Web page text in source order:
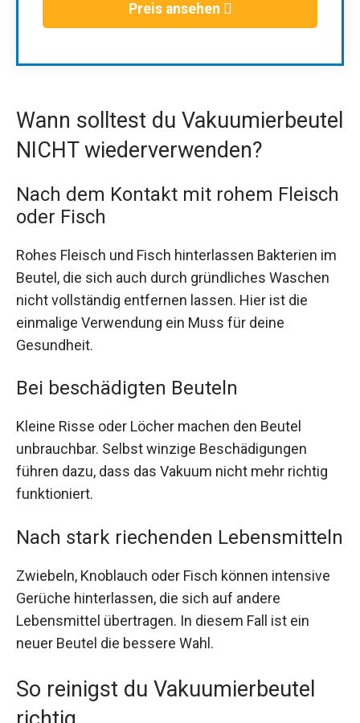
Preis ansehen
Wann solltest du Vakuumierbeutel
NICHT wiederverwenden?
Nach dem Kontakt mit rohem Fleisch
oder Fisch
Rohes Fleisch und Fisch hinterlassen Bakterien im
Beutel, die sich auch durch gründliches Waschen
nicht vollständig entfernen lassen. Hier ist die
einmalige Verwendung ein Muss für deine
Gesundheit.
Bei beschädigten Beuteln
Kleine Risse oder Löcher machen den Beutel
unbrauchbar. Selbst winzige Beschädigungen
führen dazu, dass das Vakuum nicht mehr richtig
funktioniert.
Nach stark riechenden Lebensmitteln
Zwiebeln, Knoblauch oder Fisch können intensive
Gerüche hinterlassen, die sich auf andere
Lebensmittel übertragen. In diesem Fall ist ein
neuer Beutel die bessere Wahl.
So reinigst du Vakuumierbeutel